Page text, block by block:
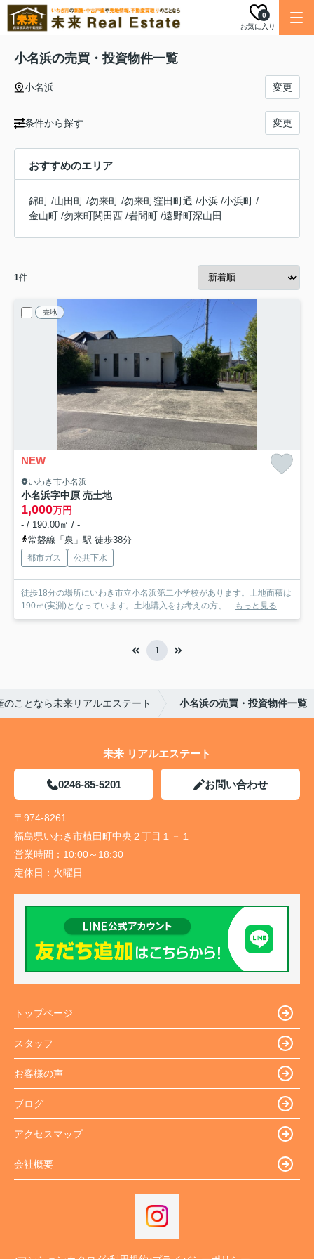
お気に入り
0
小名浜の売買・投資物件一覧
小名浜 変更
条件から探す 変更
おすすめのエリア
錦町 /山田町 /勿来町 /勿来町窪田町通 /小浜 /小浜町 /
金山町 /勿来町関田西 /岩間町 /遠野町深山田
1件
売地
NEW
いわき市小名浜
小名浜字中原 売土地
1,000万円
- / 190.00㎡ / -
常磐線「泉」駅 徒歩38分
都市ガス 公共下水
徒歩18分の場所にいわき市立小名浜第二小学校があります。土地面積は
190㎡(実測)となっています。土地購入をお考えの方、... もっと見る
1
ことなら未来リアルエステート 小名浜の売買・投資物件一覧
未来 リアルエステート
0246-85-5201 お問い合わせ
〒974-8261
福島県いわき市植田町中央２丁目１－１
営業時間： 10:00～18:30
定休日： 火曜日
トップページ
スタッフ
お客様の声
ブログ
アクセスマップ
会社概要